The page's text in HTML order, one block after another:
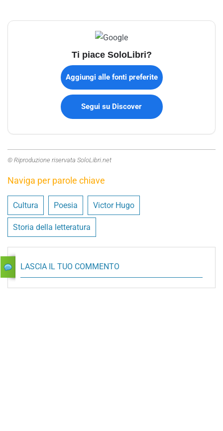
Ti piace SoloLibri?
Aggiungi alle fonti preferite
Segui su Discover
© Riproduzione riservata SoloLibri.net
Naviga per parole chiave
Cultura Poesia Victor Hugo
Storia della letteratura
LASCIA IL TUO COMMENTO